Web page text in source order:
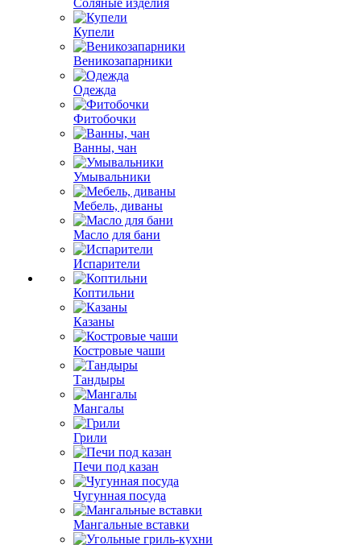
Соляные изделия
Купели
Веникозапарники
Одежда
Фитобочки
Ванны, чан
Умывальники
Мебель, диваны
Масло для бани
Испарители
Коптильни
Казаны
Костровые чаши
Тандыры
Мангалы
Грили
Печи под казан
Чугунная посуда
Мангальные вставки